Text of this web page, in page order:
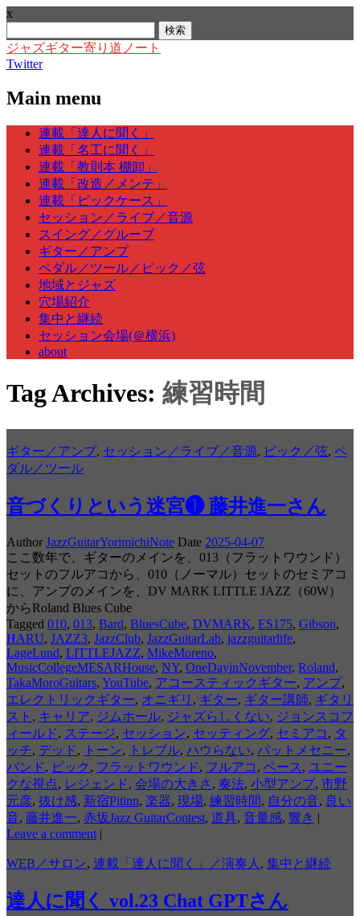
x
索:
ジャズギター寄り道ノート
Twitter
Main menu
Skip
content
連載「達人に聞く」
連載「名工に聞く」
連載「教則本 棚卸」
連載「改造／メンテ」
連載「ピックケース」
セッション／ライブ／音源
スイング／グルーブ
ギター／アンプ
ペダル／ツール／ピック／弦
地域とジャズ
穴場紹介
集中と継続
セッション会場(＠横浜)
about
Tag Archives: 練習時間
ギター／アンプ, セッション／ライブ／音源, ピック／弦, ペ
ダル／ツール
音づくりという迷宮❶ 藤井進一さん
Author JazzGuitarYorimichiNote Date 2025-04-07
ここ数年で、ギターのメインを、013（フラットワウンド）
セットのフルアコから、010（ノーマル）セットのセミアコ
に、アンプのメインを、DV MARK LITTLE JAZZ（60W）
からRoland Blues Cube
Tagged 010, 013, Bard, BluesCube, DVMARK, ES175, Gibson,
HARU, JAZZ3, JazzClub, JazzGuitarLab, jazzguitarlife,
LageLund, LITTLEJAZZ, MikeMoreno,
MusicCollegeMESARHouse, NY, OneDayinNovember, Roland,
TakaMoroGuitars, YouTube, アコースティックギター, アンプ,
エレクトリックギター, オニギリ , ギター, ギター講師, ギタリ
スト , キャリア, ジムホール, ジャズらしくない, ジョンスコフ
ィールド, ステージ, セッション, セッティング, セミアコ , タ
ッチ, デッド, トーン, トレブル, ハウらない, パットメセニー,
バンド, ピック , フラットワウンド, フルアコ , ベース , ユニー
クな視点, レジェンド, 会場の大きさ , 奏法, 小型アンプ, 市野
元彦, 抜け感, 新宿Pitinn, 楽器, 現場, 練習時間, 自分の音, 良い
音, 藤井進一, 赤坂Jazz GuitarContest, 道具, 音量感, 響き |
Leave a comment |
WEB／サロン, 連載「達人に聞く」／演奏人 , 集中と継続
達人に聞く vol.23 Chat GPTさん